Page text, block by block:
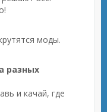
моды.
разных
и качай, где